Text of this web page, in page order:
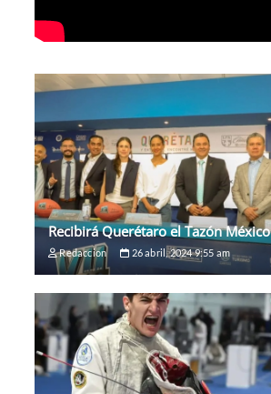
Recibirá Querétaro el Tazón México
Redaccion 26 abril, 2024 9:55 am